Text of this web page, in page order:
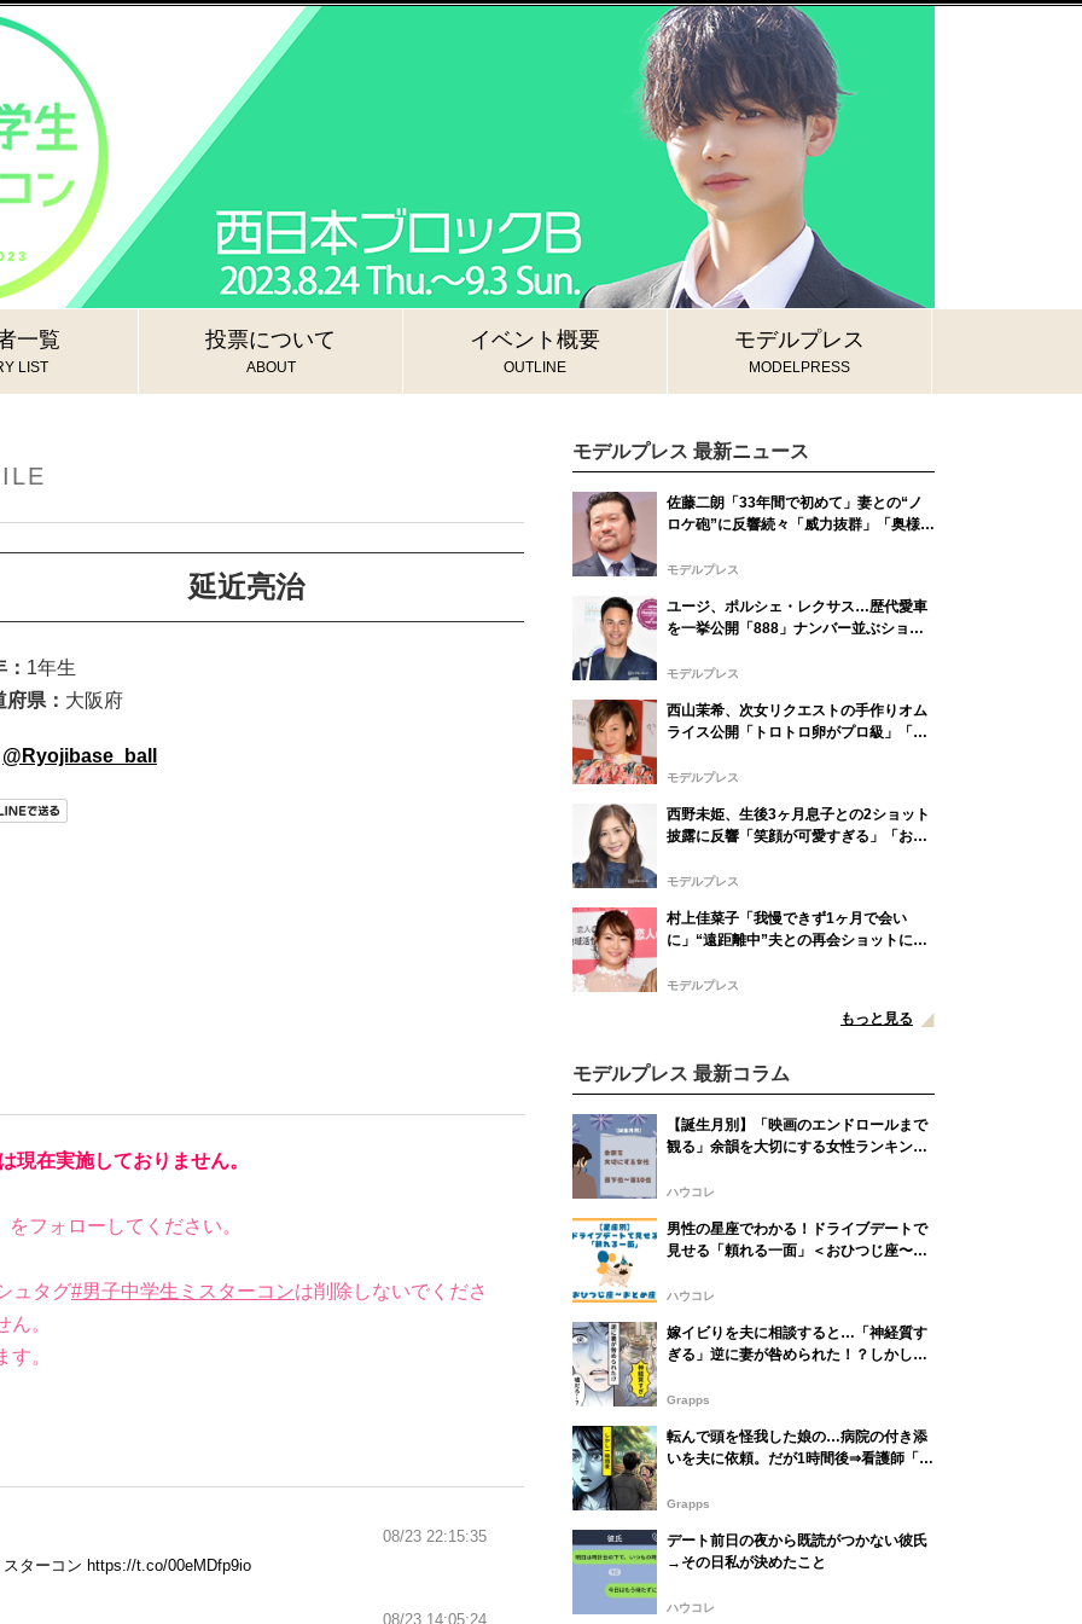
一覧
LIST
投票について
ABOUT
イベント概要
OUTLINE
モデルプレス
MODELPRESS
延近亮治
1年生
府県： 大阪府
@Ryojibase_ball
現在実施しておりません。
をフォローしてください。
ュタグ#男子中学生ミスターコンは削除しないでくださ
。
。
ターコン https://t.co/00eMDfp9io
08/23 22:15:35
08/23 14:05:24
モデルプレス 最新ニュース
佐藤二朗「33年間で初めて」妻との“ノ
ロケ砲”に反響続々「威力抜群」「奥様か
モデルプレス
ユージ、ポルシェ・レクサス…歴代愛車
を一挙公開「888」ナンバー並ぶショッ
る」と反響
モデルプレス
西山茉希、次女リクエストの手作りオム
ライス公開「トロトロ卵がプロ級」「器
モデルプレス
西野未姫、生後3ヶ月息子との2ショット
披露に反響「笑顔が可愛すぎる」「お父
モデルプレス
村上佳菜子「我慢できず1ヶ月で会い
に」“遠距離中”夫との再会ショットに反
してる」
モデルプレス
もっと見る
モデルプレス 最新コラム
【誕生月別】「映画のエンドロールまで
観る」余韻を大切にする女性ランキング
ハウコレ
男性の星座でわかる！ドライブデートで
見せる「頼れる一面」＜おひつじ座〜お
ハウコレ
嫁イビりを夫に相談すると…「神経質す
ぎる」逆に妻が咎められた！？しかし後
Grapps
転んで頭を怪我した娘の…病院の付き添
いを夫に依頼。だが1時間後⇒看護師「お
った話
Grapps
デート前日の夜から既読がつかない彼氏
→その日私が決めたこと
ハウコレ